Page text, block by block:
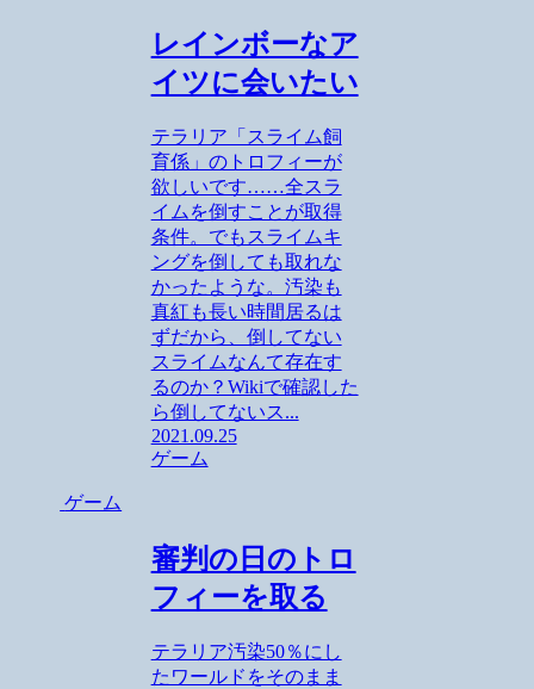
レインボーなア
イツに会いたい
テラリア「スライム飼
育係」のトロフィーが
欲しいです……全スラ
イムを倒すことが取得
条件。でもスライムキ
ングを倒しても取れな
かったような。汚染も
真紅も長い時間居るは
ずだから、倒してない
スライムなんて存在す
るのか？Wikiで確認した
ら倒してないス...
2021.09.25
ゲーム
ゲーム
審判の日のトロ
フィーを取る
テラリア汚染50％にし
たワールドをそのまま